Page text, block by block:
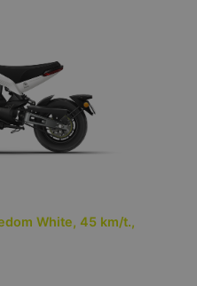
White, 45 km/t.,